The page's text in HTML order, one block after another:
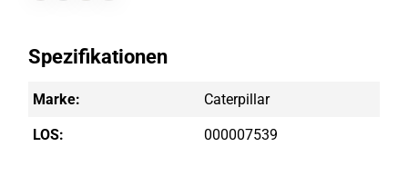
Spezifikationen
Marke: Caterpillar
LOS: 000007539